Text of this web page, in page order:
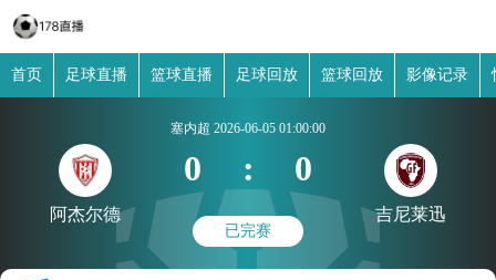
首页 足球直播 篮球直播 足球回放 篮球回放 影像记录
阿杰尔德
塞内超 2026-06-05 01:00:00
0 : 0
已完赛
吉尼莱迅